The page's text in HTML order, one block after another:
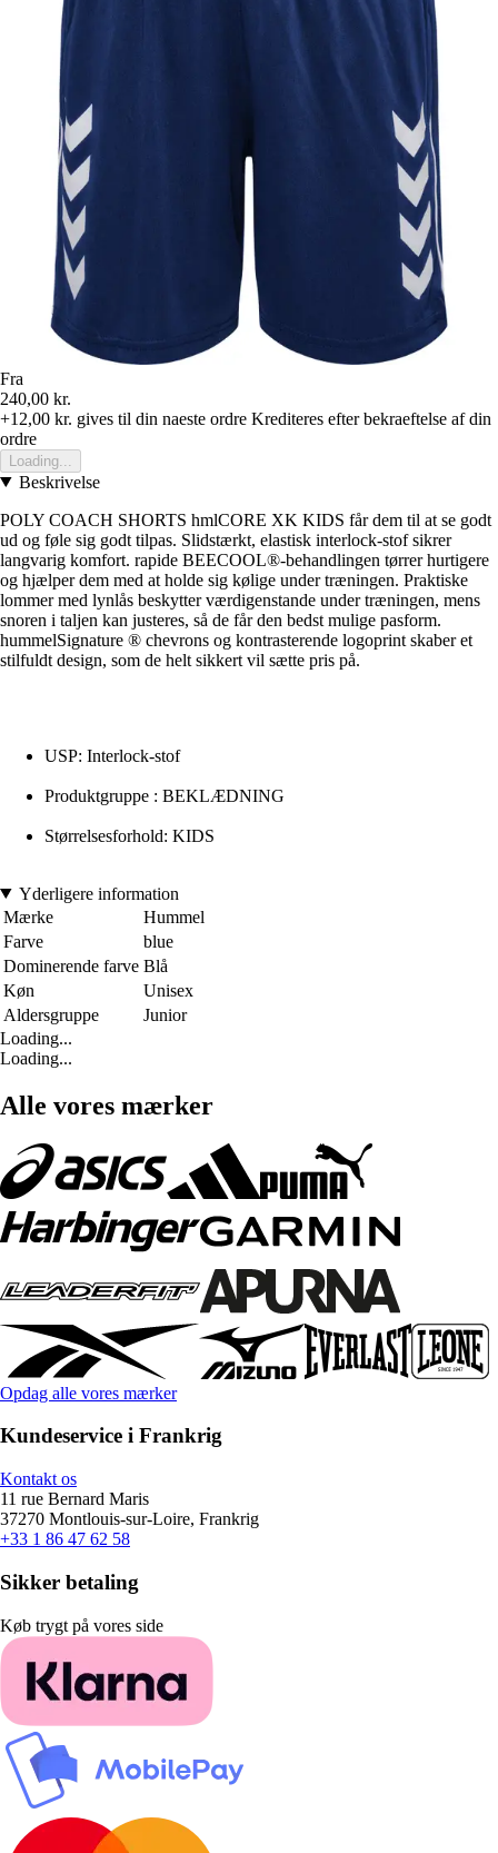
Fra
240,00 kr.
+12,00 kr. gives til din naeste ordre Krediteres efter bekraeftelse af din
ordre
Loading...
Beskrivelse
POLY COACH SHORTS hmlCORE XK KIDS får dem til at se godt
ud og føle sig godt tilpas. Slidstærkt, elastisk interlock-stof sikrer
langvarig komfort. rapide BEECOOL®-behandlingen tørrer hurtigere
og hjælper dem med at holde sig kølige under træningen. Praktiske
lommer med lynlås beskytter værdigenstande under træningen, mens
snoren i taljen kan justeres, så de får den bedst mulige pasform.
hummelSignature ® chevrons og kontrasterende logoprint skaber et
stilfuldt design, som de helt sikkert vil sætte pris på.
USP: Interlock-stof
Produktgruppe : BEKLÆDNING
Størrelsesforhold: KIDS
Yderligere information
Mærke
Hummel
Farve
blue
Dominerende farve Blå
Køn
Unisex
Aldersgruppe
Junior
Loading...
Loading...
Alle vores mærker
Opdag alle vores mærker
Kundeservice i Frankrig
Kontakt os
11 rue Bernard Maris
37270 Montlouis-sur-Loire, Frankrig
+33 1 86 47 62 58
Sikker betaling
Køb trygt på vores side